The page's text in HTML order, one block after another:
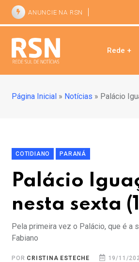
ANUNCIE NA RSN
Rede +
Página Inicial » Notícias » Palácio
COTIDIANO PARANÁ
Palácio
nesta sexta
Pela primeira vez o Palácio, que é a
Fabiano
POR CRISTINA ESTECHE 19/11/